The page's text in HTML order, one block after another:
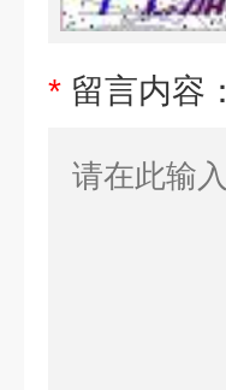
* 留言内容：